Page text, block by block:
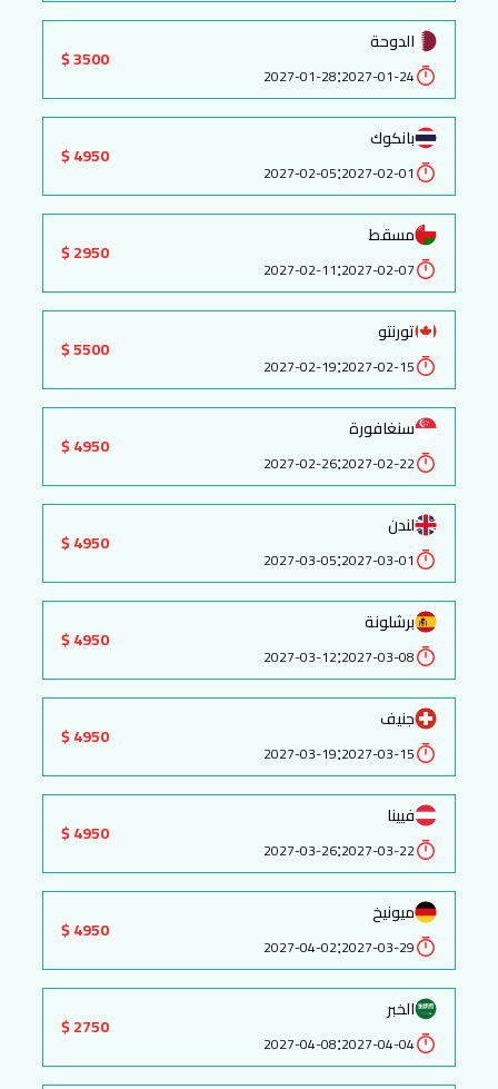
الدوحة
2027-01-24
:
2027-01-28
3500 $
بانكوك
2027-02-01
:
2027-02-05
4950 $
مسقط
2027-02-07
:
2027-02-11
2950 $
تورنتو
2027-02-15
:
2027-02-19
5500 $
سنغافورة
2027-02-22
:
2027-02-26
4950 $
لندن
2027-03-01
:
2027-03-05
4950 $
برشلونة
2027-03-08
:
2027-03-12
4950 $
جنيف
2027-03-15
:
2027-03-19
4950 $
فيينا
2027-03-22
:
2027-03-26
4950 $
ميونيخ
2027-03-29
:
2027-04-02
4950 $
الخبر
2027-04-04
:
2027-04-08
2750 $